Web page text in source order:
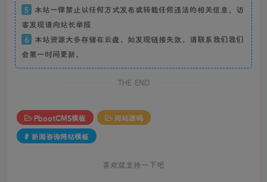
5
本站一律禁止以任何方式发布或转载任何违法的相关信息，访
客发现请向站长举报
6
本站资源大多存储在云盘，如发现链接失效，请联系我们我们
会第一时间更新。
THE END
PbootCMS模板
网站源码
# 新闻咨询网站模板
喜欢就支持一下吧